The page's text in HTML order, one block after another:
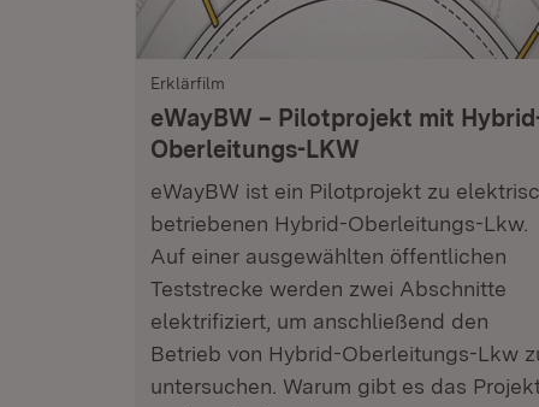
Erklärfilm
eWayBW – Pilotprojekt mit
Oberleitungs-LKW
eWayBW ist ein Pilotprojekt zu
betriebenen Hybrid-Oberleitungs-Lkw.
Auf einer ausgewählten öffentlichen
Teststrecke werden zwei Abschnitte
elektrifiziert, um anschließend den
Betrieb von Hybrid-Oberleitungs-Lkw
untersuchen. Warum gibt es das